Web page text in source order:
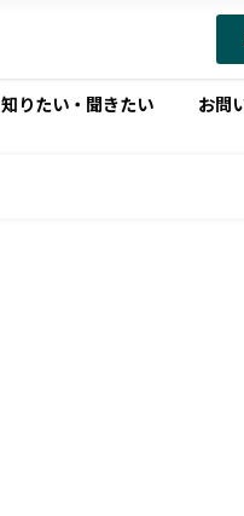
知りたい・聞きたい お問